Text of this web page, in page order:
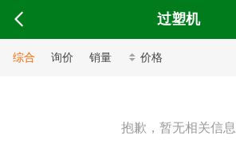
过塑机
综合 询价 销量 价格
抱歉，暂无相关信息